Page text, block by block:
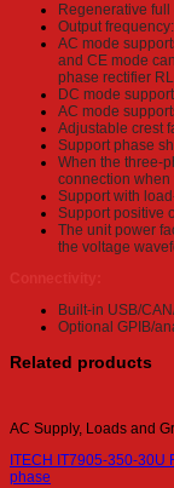
Regenerative
Output
AC mode
and CE mode
phase rectifier
DC mode
AC mode
Adjustable crest
Support phase
When the three-
connection when
Support with
Support positive
The unit power
the voltage
Built-in USB/
Optional GPIB/
Related products
AC Supply, Loads and
ITECH IT7905-350-30U
phase